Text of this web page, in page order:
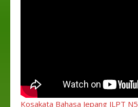
Kosakata Bahasa Jepang JLPT N5